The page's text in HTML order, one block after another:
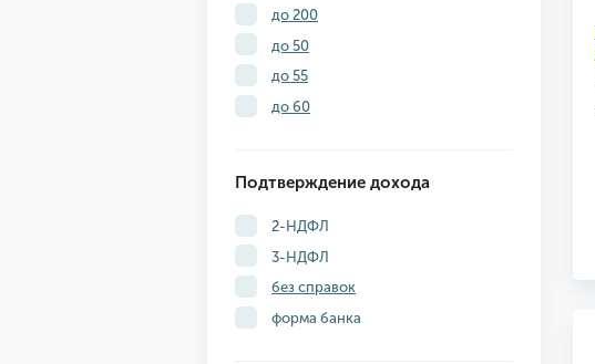
до 200
до 50
до 55
до 60
Подтверждение дохода
2-НДФЛ
3-НДФЛ
без справок
форма банка